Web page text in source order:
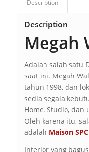
Description
Description
Megah
Adalah salah satu
saat ini. Megah
tahun 1998, dan
sedia segala
Home, Studio, dan
Oleh karena itu,
adalah Maison
Interior yang